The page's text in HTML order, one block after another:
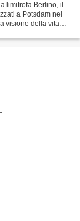
limitrofa Berlino, il
a Potsdam nel
visione della vita